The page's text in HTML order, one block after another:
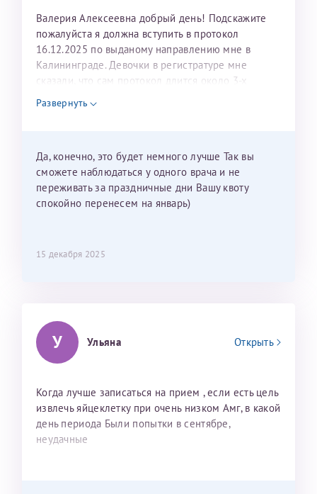
Валерия Алексеевна добрый день! Подскажите
пожалуйста я должна вступить в протокол
16.12.2025 по выданому направлению мне в
Калининграде. Девочки в регистратуре мне
сказали, что сам протокол длится около 3-х
недель и 3 недели я должна находится в Питере.
Можно мне новый год провести в Калининграде и
Развернуть
Да, конечно, это будет немного лучше Так вы
сможете наблюдаться у одного врача и не
переживать за праздничные дни Вашу квоту
спокойно перенесем на январь)
15 декабря 2025
У Ульяна Открыть
Когда лучше записаться на прием , если есть цель
извлечь яйцеклетку при очень низком Амг, в какой
день периода Были попытки в сентябре,
неудачные